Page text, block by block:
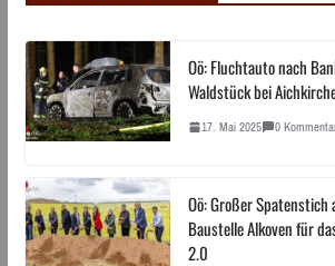
Oö: Fluchtauto nach
Waldstück bei
17. Mai 2025 0
Oö: Großer Spatenstich
Baustelle Alkoven für
2.0